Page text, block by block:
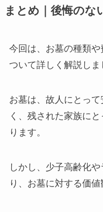
まとめ｜後悔のな
今回は、お墓の種類
ついて詳しく解説しま
お墓は、故人にとっ
く、残された家族に
ります。
しかし、少子高齢化
り、お墓に対する価値